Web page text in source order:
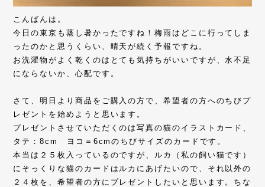
こんばんは。
今日の東京も蒸し暑かったですね！梅雨はどこに行ってしま
ったのかと思うくらい、晴天が続く予報ですね。
お洗濯物がよく乾くのはとても気持ちがいいですが、水不足
にならないか、心配です。
さて、明日より商品をご購入の方で、希望者の方へのちびプ
レゼントを始めようと思います。
プレゼントさせていただくのは写真の猫のイラストカード、
タテ：8cm ヨコ＝6cmのちびサイズのカードです。
本当は２５枚入っているのですが、ルカ（私の飼い猫です）
にそっくりな猫のカードはルカにあげたいので、それ以外の
２４枚を、希望者の方にプレゼントしたいと思います。ちな